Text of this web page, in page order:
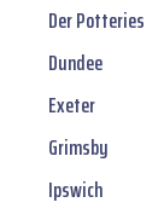
Der Potteries
Dundee
Exeter
Grimsby
Ipswich